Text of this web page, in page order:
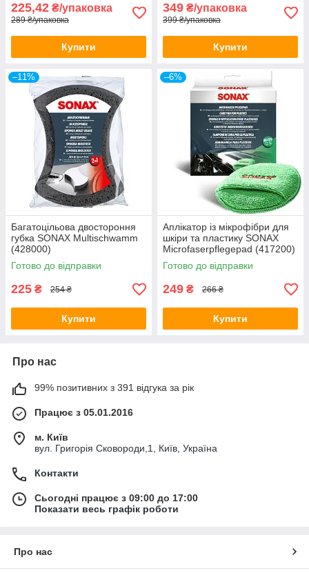
225,42 ₴/упаковка
289 ₴/упаковка
Купити
349 ₴/упаковка
399 ₴/упаковка
Купити
–11%
Багатоцільова двостороння
губка SONAX Multischwamm
(428000)
Готово до відправки
225 ₴ 254 ₴
Купити
–6%
Аплікатор із мікрофібри для
шкіри та пластику SONAX
Microfaserpflegepad (417200)
Готово до відправки
249 ₴ 266 ₴
Купити
Про нас
99% позитивних з 391 відгука за рік
Працює з 05.01.2016
м. Київ
вул. Григорія Сковороди,1, Київ, Україна
Контакти
Сьогодні працює з 09:00 до 17:00
Показати весь графік роботи
Про нас